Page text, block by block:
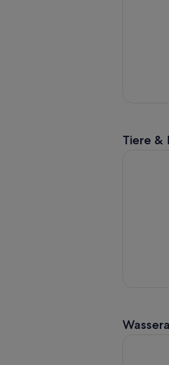
Tiere &